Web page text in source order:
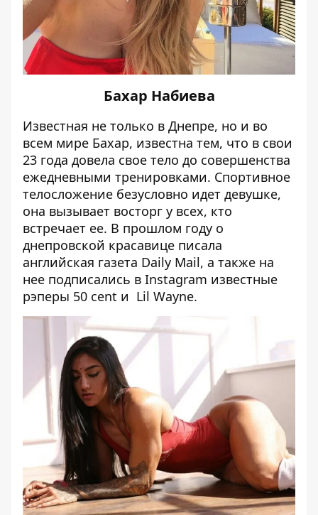
Бахар Набиева
Известная не только в Днепре, но и во
всем мире Бахар, известна тем, что в свои
23 года довела свое тело до совершенства
ежедневными тренировками. Спортивное
телосложение безусловно идет девушке,
она вызывает восторг у всех, кто
встречает ее. В прошлом году о
днепровской красавице писала
английская газета Daily Mail, а также на
нее подписались в Instagram известные
рэперы 50 cent и Lil Wayne.